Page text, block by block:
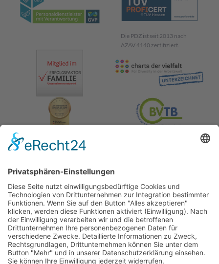
Die PDZ ist seit 2013 nach
AZAV 4140 zertifiziert.